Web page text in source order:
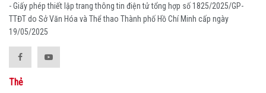
- Giấy phép thiết lập trang thông tin điện tử tổng hợp số 1825/2025/GP-
TTĐT do Sở Văn Hóa và Thể thao Thành phố Hồ Chí Minh cấp ngày
19/05/2025
Thẻ